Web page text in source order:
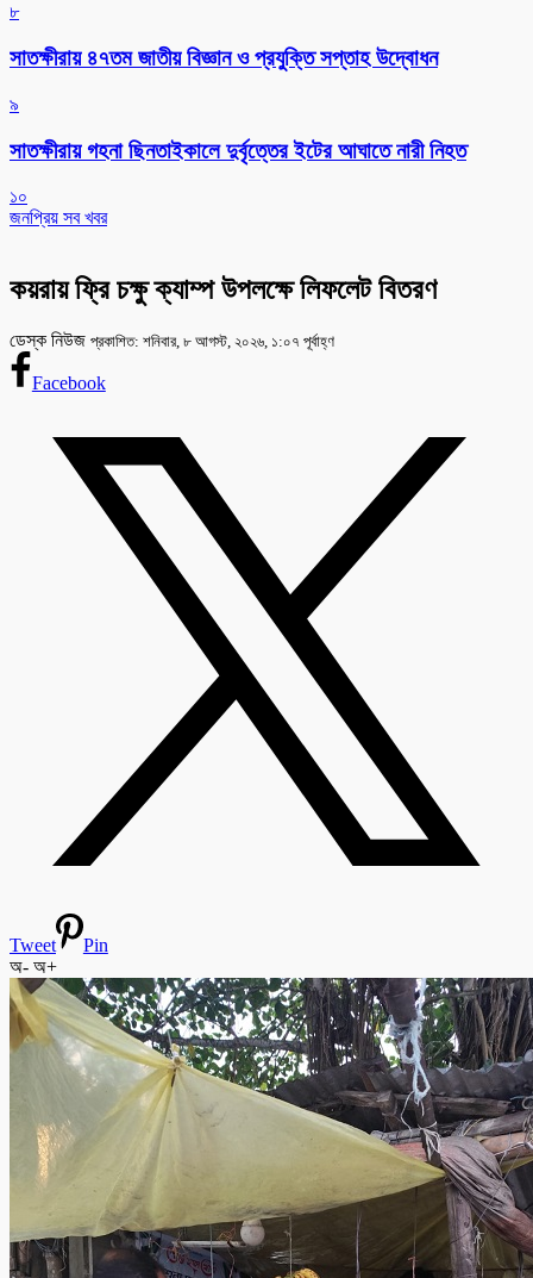
৮
সাতক্ষীরায় ৪৭তম জাতীয় বিজ্ঞান ও প্রযুক্তি সপ্তাহ উদ্বোধন
৯
সাতক্ষীরায় গহনা ছিনতাইকালে দুর্বৃত্তের ইটের আঘাতে নারী নিহত
১০
জনপ্রিয় সব খবর
কয়রায় ফ্রি চক্ষু ক্যাম্প উপলক্ষে লিফলেট বিতরণ
ডেস্ক নিউজ প্রকাশিত: শনিবার, ৮ আগস্ট, ২০২৬, ১:০৭ পূর্বাহ্ণ
Facebook
Tweet
Pin
অ- অ+